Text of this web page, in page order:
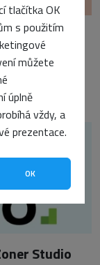
tlačítka OK
s použitím
můžete
úplně
vždy, a
prezentace.
OK
nově i na
Studio